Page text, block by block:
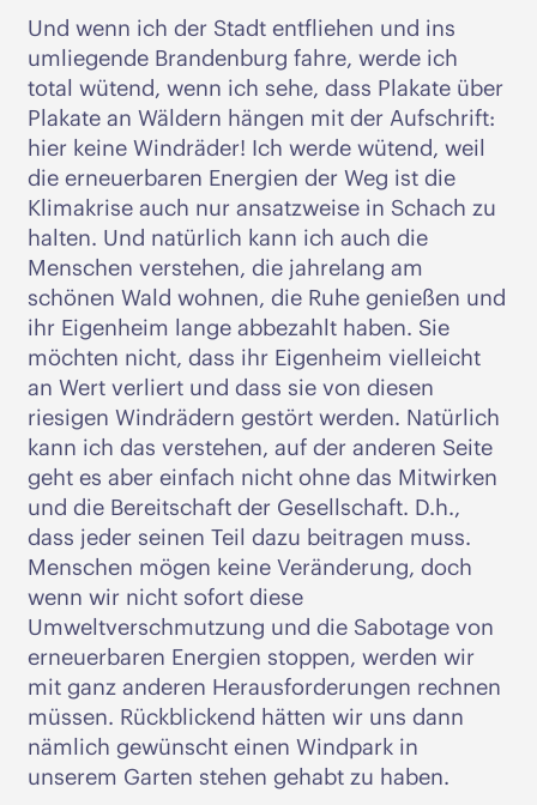
Und wenn ich der Stadt entfliehen und ins
umliegende Brandenburg fahre, werde ich
total wütend, wenn ich sehe, dass Plakate über
Plakate an Wäldern hängen mit der Aufschrift:
hier keine Windräder! Ich werde wütend, weil
die erneuerbaren Energien der Weg ist die
Klimakrise auch nur ansatzweise in Schach zu
halten. Und natürlich kann ich auch die
Menschen verstehen, die jahrelang am
schönen Wald wohnen, die Ruhe genießen und
ihr Eigenheim lange abbezahlt haben. Sie
möchten nicht, dass ihr Eigenheim vielleicht
an Wert verliert und dass sie von diesen
riesigen Windrädern gestört werden. Natürlich
kann ich das verstehen, auf der anderen Seite
geht es aber einfach nicht ohne das Mitwirken
und die Bereitschaft der Gesellschaft. D.h.,
dass jeder seinen Teil dazu beitragen muss.
Menschen mögen keine Veränderung, doch
wenn wir nicht sofort diese
Umweltverschmutzung und die Sabotage von
erneuerbaren Energien stoppen, werden wir
mit ganz anderen Herausforderungen rechnen
müssen. Rückblickend hätten wir uns dann
nämlich gewünscht einen Windpark in
unserem Garten stehen gehabt zu haben.